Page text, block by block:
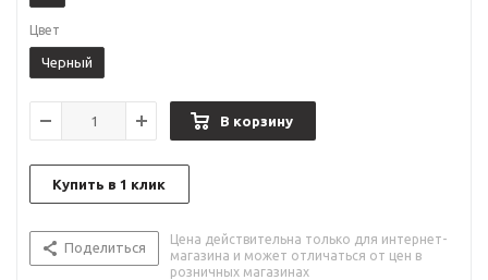
Цвет
Черный
В корзину
Купить в 1 клик
Поделиться
Цена действительна только для интернет-
магазина и может отличаться от цен в
розничных магазинах